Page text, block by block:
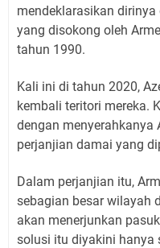
mendeklarasikan
yang disokong oleh
tahun 1990.
Kali ini di tahun 2020,
kembali teritori mereka.
dengan menyerahkanya
perjanjian damai yang
Dalam perjanjian itu,
sebagian besar wilayah
akan menerjunkan
solusi itu diyakini hanya